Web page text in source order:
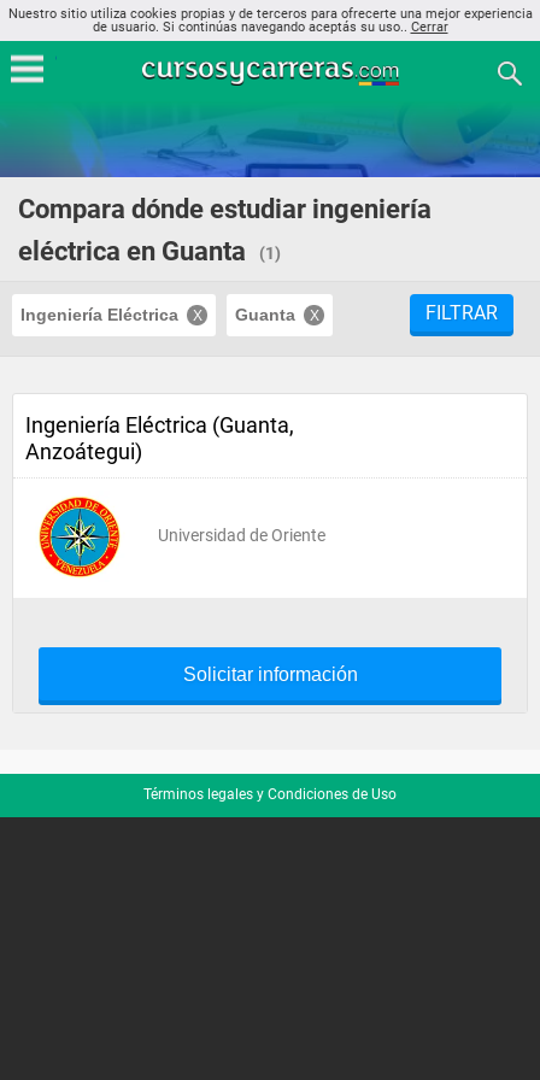
Nuestro sitio utiliza cookies propias y de terceros para ofrecerte una mejor experiencia
de usuario. Si continúas navegando aceptás su uso.. Cerrar
Compara dónde estudiar ingeniería
eléctrica en Guanta
(1)
Ingeniería Eléctrica Guanta FILTRAR
Ingeniería Eléctrica (Guanta,
Anzoátegui)
Universidad de Oriente
Solicitar información
Términos legales y Condiciones de Uso